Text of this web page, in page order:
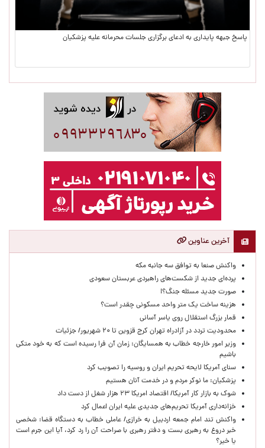
پاسخ جبهه پایداری به ادعای برگزاری جلسات محرمانه علیه پزشکیان
آخرین عناوین
واکنش صنعا به توافق سه جانبه مکه
پرده‌ای جدید از شکست‌های راهبردی عربستان سعودی
صورت جدید مسئله جنگ؟!
هزینه ساخت یک متر واحد مسکونی چقدر است؟
قمار بزرگ استقلال روی یاسر آسانی
محدودیت تردد در آزادراه تهران کرج قزوین تا ۲۰ شهریور/ جزئیات
وزیر امور خارجه خطاب به همسایگان: زمان آن فرا رسیده است که به خود متکی
باشیم
سنای آمریکا لایحه تحریم ایران و روسیه را تصویب کرد
پزشکیان: ما نوکر مردم و در خدمت آنان هستیم
شوک به بازار کار آمریکا/ اقتصاد امریکا ۲۳ هزار شغل از دست داد
خزانه‌داری آمریکا تحریم‌های جدیدی علیه ایران اعمال کرد
واکنش تند امام جمعه اردبیل به خرازی/ عاملی خطاب به دستگاه قضا: شخصی
خبر دروغ به رهبری بست و دفتر رهبری با صراحت آن را رد کرد، آیا این جرم است
یا خیر؟